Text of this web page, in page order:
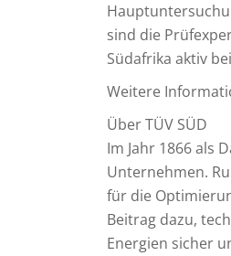
sind die
Südafrika aktiv
Weitere
Über TÜV SÜD
Im Jahr 1866 als
Unternehmen.
für die
Beitrag dazu,
Energien sicher